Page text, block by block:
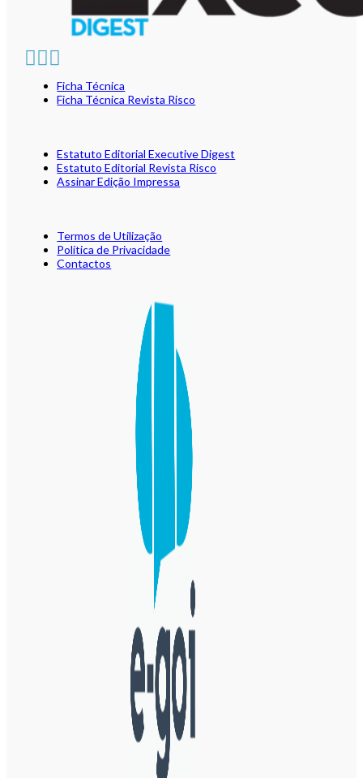
Ficha Técnica
Ficha Técnica Revista Risco
Estatuto Editorial Executive Digest
Estatuto Editorial Revista Risco
Assinar Edição Impressa
Termos de Utilização
Política de Privacidade
Contactos